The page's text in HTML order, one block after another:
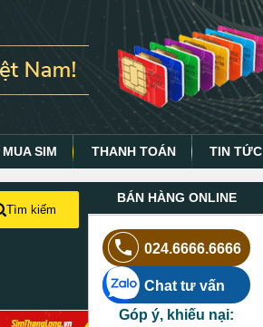
SIM THANH TOÁN TIN TỨC
Tìm kiếm
BÁN HÀNG ONLINE
024.6666.6666
Chat tư vấn
Góp ý, khiếu nại: